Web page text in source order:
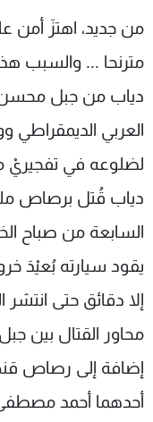
من جديد، اهتزَ أمن
مترنحا ... والسبب
دياب من جبل
العربي
لضلوعه في تفجيريْ
دياب قُتل برصاص
السابعة من صباح
يقود سيارته بُعيْدَ
إلا دقائق حتى
محاور القتال بين
إضافة إلى رصاص
أحدهما أحمد مصطفى
شاهد البرامج
الترددات
عن MTV
الإنـتـاج
لاعلاناتكم